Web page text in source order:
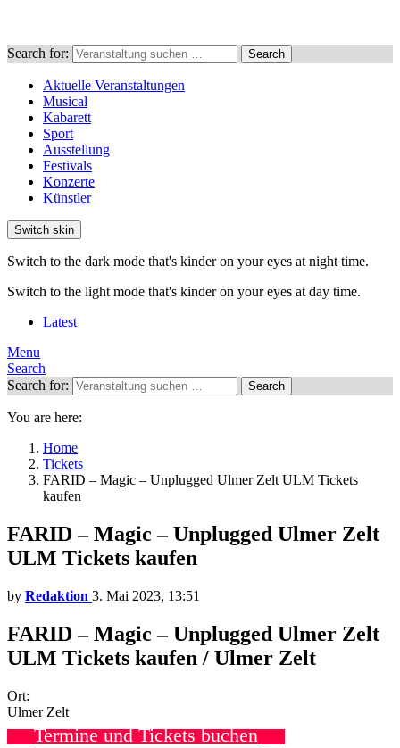
Search for: Search
Aktuelle Veranstaltungen
Musical
Kabarett
Sport
Ausstellung
Festivals
Konzerte
Künstler
Switch skin
Switch to the dark mode that's kinder on your eyes at night time.
Switch to the light mode that's kinder on your eyes at day time.
Latest
Menu
Search
Search for:
Search
You are here:
Home
Tickets
FARID – Magic – Unplugged Ulmer Zelt ULM Tickets
kaufen
FARID – Magic – Unplugged Ulmer Zelt
ULM Tickets kaufen
by Redaktion 3. Mai 2023, 13:51
FARID – Magic – Unplugged Ulmer Zelt
ULM Tickets kaufen / Ulmer Zelt
Ort:
Ulmer Zelt
Termine und Tickets buchen